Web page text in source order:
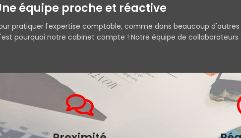
équipe proche et réactive
pratiquer l'expertise comptable, comme dans beaucoup
pourquoi notre cabinet compte ! Notre équipe de